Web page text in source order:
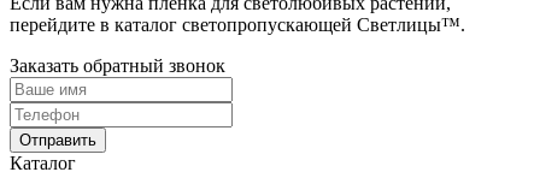
перейдите в каталог светопропускающей Светлицы™.
Заказать обратный звонок
Отправить
Каталог